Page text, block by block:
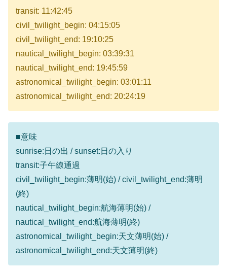
transit: 11:42:45
civil_twilight_begin: 04:15:05
civil_twilight_end: 19:10:25
nautical_twilight_begin: 03:39:31
nautical_twilight_end: 19:45:59
astronomical_twilight_begin: 03:01:11
astronomical_twilight_end: 20:24:19
■意味
sunrise:日の出 / sunset:日の入り
transit:子午線通過
civil_twilight_begin:薄明(始) / civil_twilight_end:薄明
(終)
nautical_twilight_begin:航海薄明(始) /
nautical_twilight_end:航海薄明(終)
astronomical_twilight_begin:天文薄明(始) /
astronomical_twilight_end:天文薄明(終)